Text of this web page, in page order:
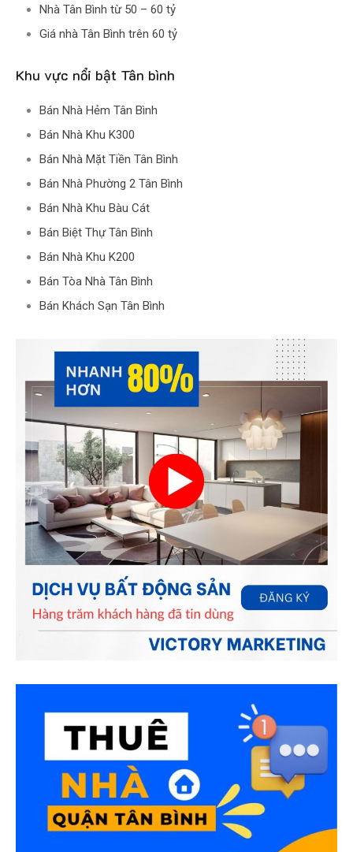
Nhà Tân Bình từ 50 – 60 tỷ
Giá nhà Tân Bình trên 60 tỷ
Khu vực nổi bật Tân bình
Bán Nhà Hẻm Tân Bình
Bán Nhà Khu K300
Bán Nhà Mặt Tiền Tân Bình
Bán Nhà Phường 2 Tân Bình
Bán Nhà Khu Bàu Cát
Bán Biệt Thự Tân Bình
Bán Nhà Khu K200
Bán Tòa Nhà Tân Bình
Bán Khách Sạn Tân Bình